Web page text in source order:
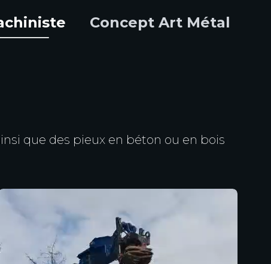
Concept Art Métal
que des pieux en béton ou en bois